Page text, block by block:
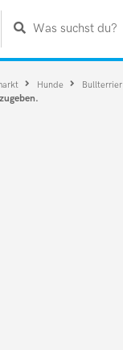
Was suchst du?
Hunde Bullterrier